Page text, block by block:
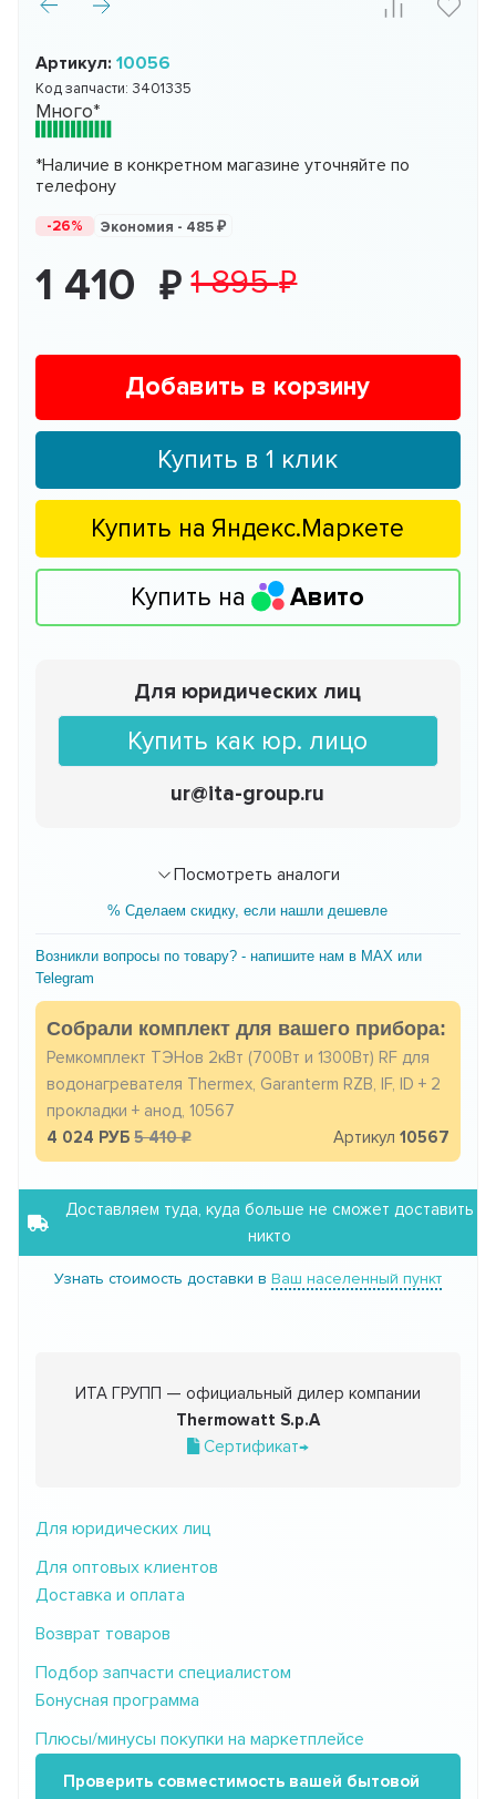
Артикул:10056
Код запчасти: 3401335
Много*
*Наличие в конкретном магазине уточняйте по
телефону
-26% Экономия - 485
1 410 1 895
Добавить в корзину
Купить в 1 клик
Купить на Яндекс.Маркете
Купить на Авито
Для юридических лиц
Купить как юр. лицо
ur@ita-group.ru
Посмотреть аналоги
% Сделаем скидку, если нашли дешевле
Возникли вопросы по товару? - напишите нам в MAX или
Telegram
Собрали комплект для вашего прибора:
Ремкомплект ТЭНов 2кВт (700Вт и 1300Вт) RF для
водонагревателя Thermex, Garanterm RZB, IF, ID + 2
прокладки + анод, 10567
4 024 РУБ5 410 Артикул 10567
Доставляем туда, куда больше не сможет доставить
никто
Узнать стоимость доставки в Ваш населенный пункт
ИТА ГРУПП — официальный дилер компании
Thermowatt S.p.A
Сертификат→
Для юридических лиц
Для оптовых клиентов
Доставка и оплата
Возврат товаров
Подбор запчасти специалистом
Бонусная программа
Плюсы/минусы покупки на маркетплейсе
Проверить совместимость вашей бытовой